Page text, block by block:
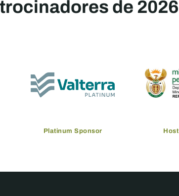
de 2026
Platinum Sponsor